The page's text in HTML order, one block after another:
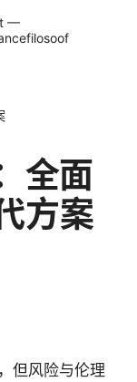
—
全面
方案
但风险与伦理